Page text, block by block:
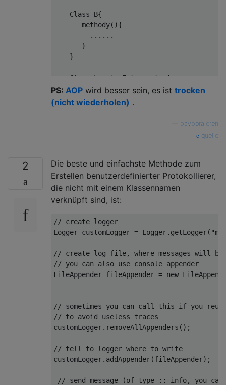
    Class B{
       methody(){
         ......
       }
    }
    Class LoggingInterceptor{
//Catched defined method before
+ ...xyz);
public
void after(...xyz) {
         logger.info(
"INFO" + ...xyz);
       }
PS: AOP wird besser sein, es ist trocken
(nicht wiederholen) .
baybora.oren
quelle
2
Die beste und einfachste Methode zum
Erstellen benutzerdefinierter Protokollierer,
die nicht mit einem Klassennamen
verknüpft sind, ist:
// create logger
Logger customLogger = Logger.getLogger(
// create log file, where messages will
// you can also use console appender
FileAppender fileAppender = new
// sometimes you can call this if you
// to avoid useless traces
customLogger.removeAllAppenders();
// tell to logger where to write
customLogger.addAppender(fileAppender);
// send message (of type :: info, you